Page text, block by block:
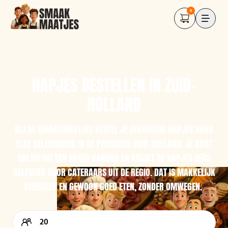
0
GELEVERD DOOR CATERAARS UIT DE REGIO. DAT IS MAKKELIJK
GEREGELD EN GEWOON GOED ETEN, ZONDER OMWEGEN.